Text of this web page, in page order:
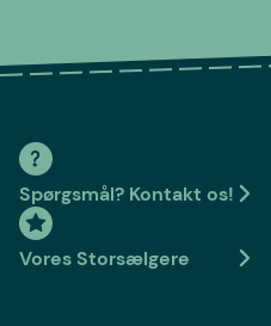
Spørgsmål? Kontakt os!
Vores Storsælgere